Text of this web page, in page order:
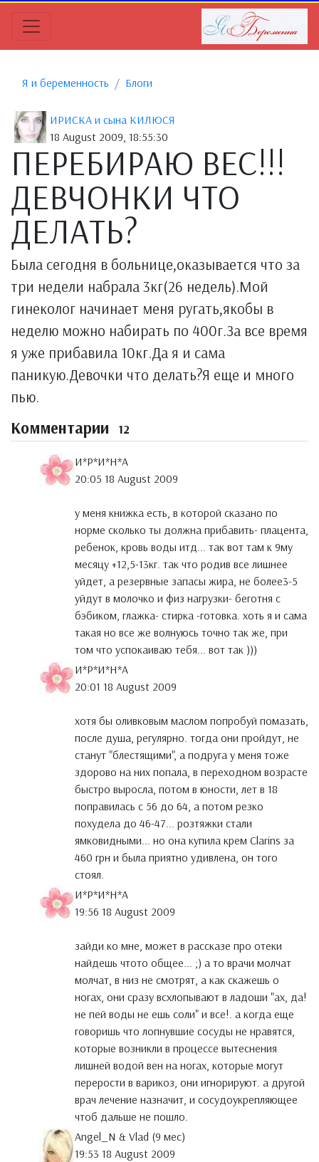
Я и беременность Блоги
ИРИСКА и сына КИЛЮСЯ
18 August 2009, 18:55:30
ПЕРЕБИРАЮ ВЕС!!!
ДЕВЧОНКИ ЧТО
ДЕЛАТЬ?
Была сегодня в больнице,оказывается что за
три недели набрала 3кг(26 недель).Мой
гинеколог начинает меня ругать,якобы в
неделю можно набирать по 400г.За все время
я уже прибавила 10кг.Да я и сама
паникую.Девочки что делать?Я еще и много
пью.
Комментарии 12
И*Р*И*Н*А
20:05 18 August 2009
у меня книжка есть, в которой сказано по
норме сколько ты должна прибавить- плацента,
ребенок, кровь воды итд... так вот там к 9му
месяцу +12,5-13кг. так что родив все лишнее
уйдет, а резервные запасы жира, не более3-5
уйдут в молочко и физ нагрузки- беготня с
бэбиком, глажка- стирка -готовка. хоть я и сама
такая но все же волнуюсь точно так же, при
том что успокаиваю тебя... вот так )))
И*Р*И*Н*А
20:01 18 August 2009
хотя бы оливковым маслом попробуй помазать,
после душа, регулярно. тогда они пройдут, не
станут "блестящими", а подруга у меня тоже
здорово на них попала, в переходном возрасте
быстро выросла, потом в юности, лет в 18
поправилась с 56 до 64, а потом резко
похудела до 46-47... розтяжки стали
ямковидными... но она купила крем Clarins за
460 грн и была приятно удивлена, он того
стоял.
И*Р*И*Н*А
19:56 18 August 2009
зайди ко мне, может в рассказе про отеки
найдешь чтото общее... ;) а то врачи молчат
молчат, в низ не смотрят, а как скажешь о
ногах, они сразу всхлопывают в ладоши "ах, да!
не пей воды не ешь соли" и все!. а когда еще
говоришь что лопнувшие сосуды не нравятся,
которые возникли в процессе вытеснения
лишней водой вен на ногах, которые могут
перерости в варикоз, они игнорируют. а другой
врач лечение назначит, и сосудоукрепляющее
чтоб дальше не пошло.
Angel_N & Vlad (9 мес)
19:53 18 August 2009